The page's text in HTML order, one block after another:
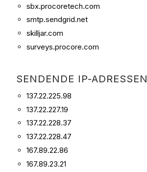
sbx.procoretech.com
smtp.sendgrid.net
skilljar.com
surveys.procore.com
SENDENDE IP-ADRESSEN
137.22.225.98
137.22.227.19
137.22.228.37
137.22.228.47
167.89.22.86
167.89.23.21